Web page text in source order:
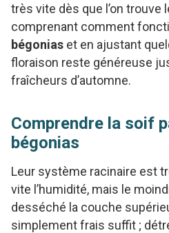
très vite dès que l’on trouve
comprenant comment
bégonias et en ajustant
floraison reste généreuse
fraîcheurs d’automne.
Comprendre la soif
bégonias
Leur système racinaire est
vite l’humidité, mais le
desséché la couche
simplement frais suffit ;